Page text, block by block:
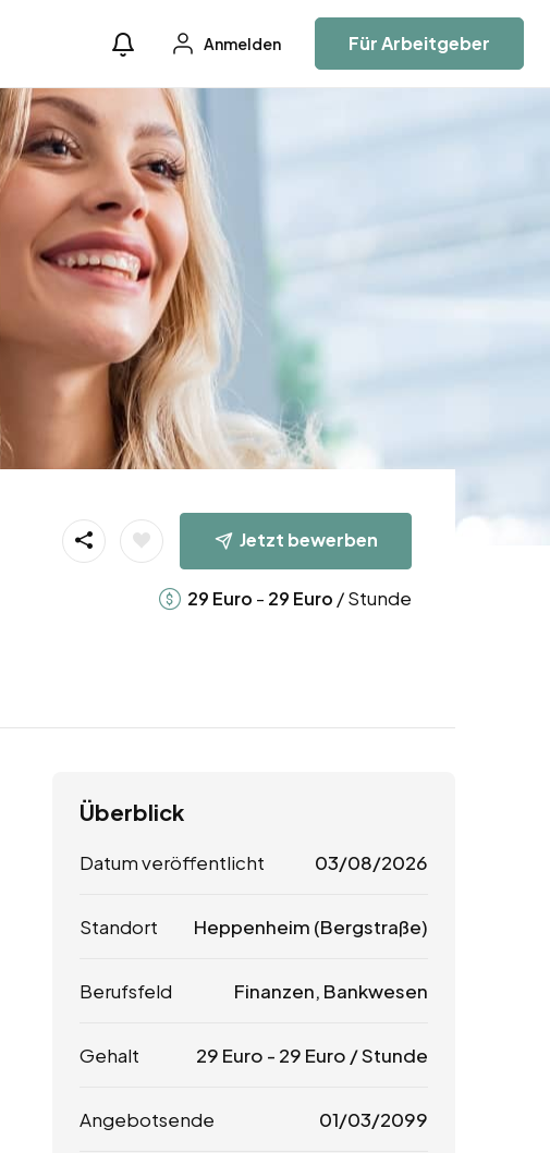
Anmelden Für Arbeitgeber
Jetzt bewerben
29 Euro - 29 Euro / Stunde
Überblick
Datum veröffentlicht 03/08/2026
Standort Heppenheim (Bergstraße)
Berufsfeld Finanzen, Bankwesen
Gehalt 29 Euro - 29 Euro / Stunde
Angebotsende 01/03/2099